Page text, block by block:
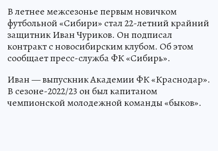
В летнее межсезонье первым новичком
футбольной «Сибири» стал 22-летний крайний
защитник Иван Чуриков. Он подписал
контракт с новосибирским клубом. Об этом
сообщает пресс-служба ФК «Сибирь».
Иван — выпускник Академии ФК «Краснодар».
В сезоне-2022/23 он был капитаном
чемпионской молодежной команды «быков».